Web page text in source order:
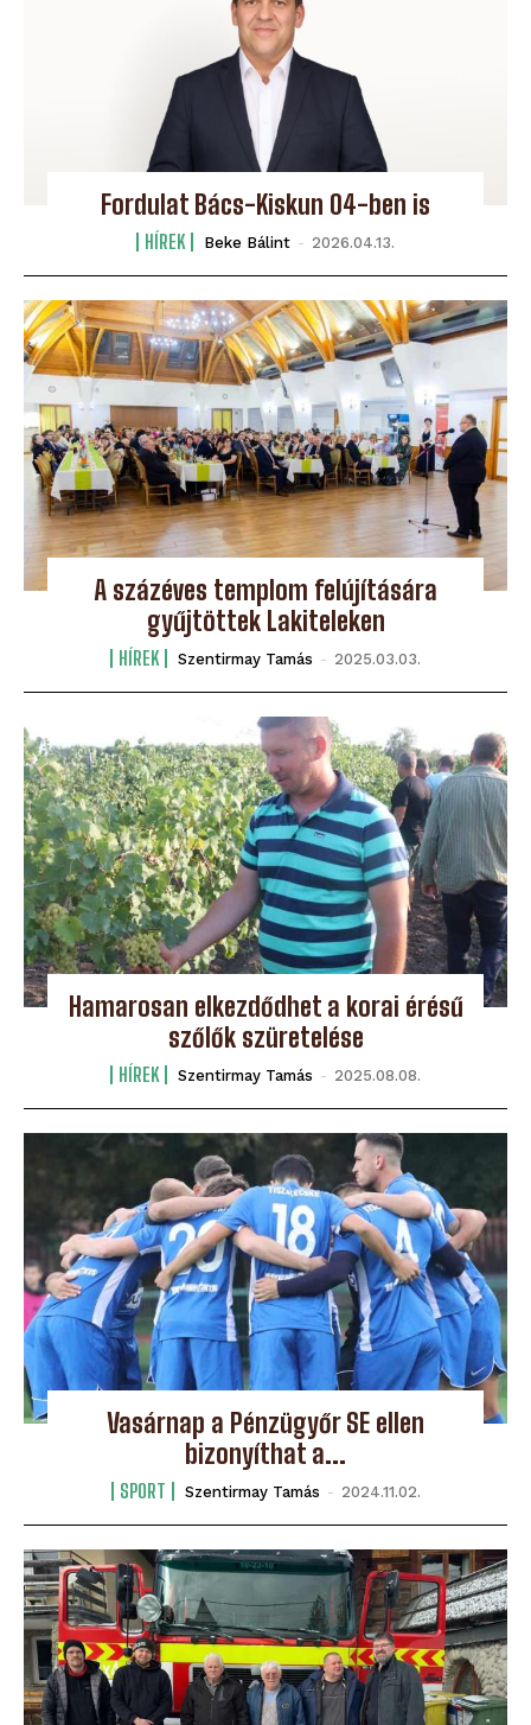
Fordulat Bács-Kiskun 04-ben is
HÍREK Beke Bálint - 2026.04.13.
A százéves templom felújítására
gyűjtöttek Lakiteleken
HÍREK Szentirmay Tamás - 2025.03.03.
Hamarosan elkezdődhet a korai érésű
szőlők szüretelése
HÍREK Szentirmay Tamás - 2025.08.08.
Vasárnap a Pénzügyőr SE ellen
bizonyíthat a...
SPORT Szentirmay Tamás - 2024.11.02.